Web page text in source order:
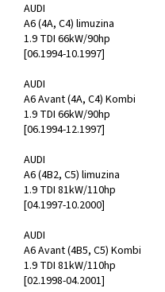
AUDI
A6 (4A, C4) limuzina
1.9 TDI 66kW/90hp
[06.1994-10.1997]
AUDI
A6 Avant (4A, C4) Kombi
1.9 TDI 66kW/90hp
[06.1994-12.1997]
AUDI
A6 (4B2, C5) limuzina
1.9 TDI 81kW/110hp
[04.1997-10.2000]
AUDI
A6 Avant (4B5, C5) Kombi
1.9 TDI 81kW/110hp
[02.1998-04.2001]